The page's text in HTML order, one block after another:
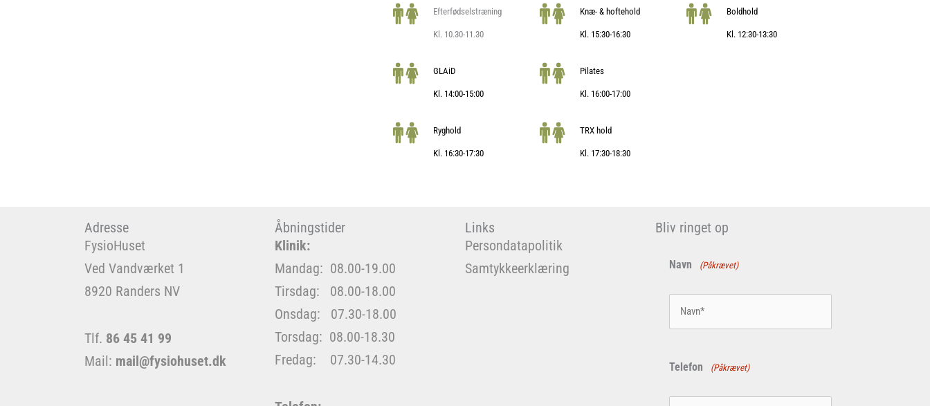
Efterfødselstræning
Kl. 10.30-11.30
GLAiD
Kl. 14:00-15:00
Ryghold
Kl. 16:30-17:30
Knæ- & hoftehold
Kl. 15:30-16:30
Pilates
Kl. 16:00-17:00
TRX hold
Kl. 17:30-18:30
Boldhold
Kl. 12:30-13:30
Adresse
FysioHuset
Ved Vandværket 1
8920 Randers NV
Tlf. 86 45 41 99
Mail: mail@fysiohuset.dk
Åbningstider
Klinik:
Mandag: 08.00-19.00
Tirsdag: 08.00-18.00
Onsdag: 07.30-18.00
Torsdag: 08.00-18.30
Fredag: 07.30-14.30
Links
Persondatapolitik
Samtykkeerklæring
Bliv ringet op
Navn (Påkrævet)
Telefon (Påkrævet)